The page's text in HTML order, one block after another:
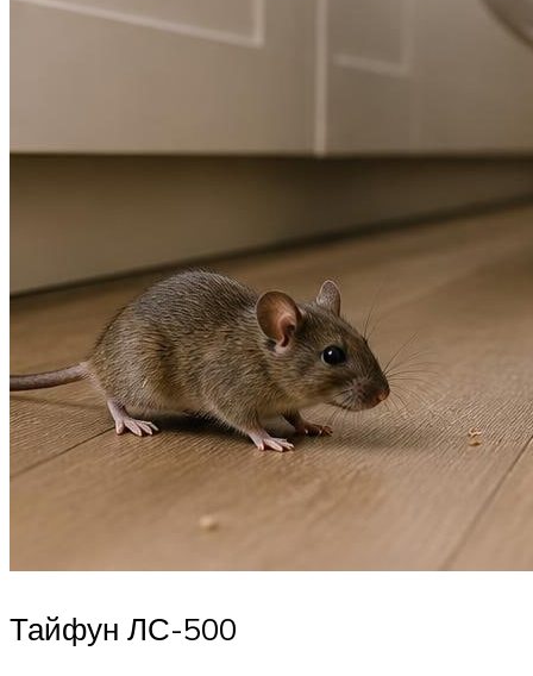
Тайфун ЛС-500